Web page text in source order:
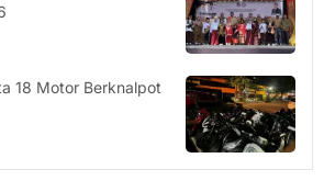
18 Motor Berknalpot